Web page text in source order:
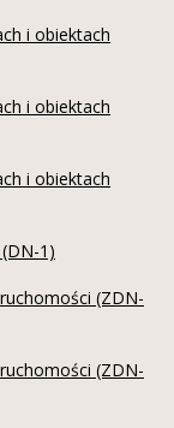
i obiektach
i obiektach
i obiektach
1)
(ZDN-
(ZDN-